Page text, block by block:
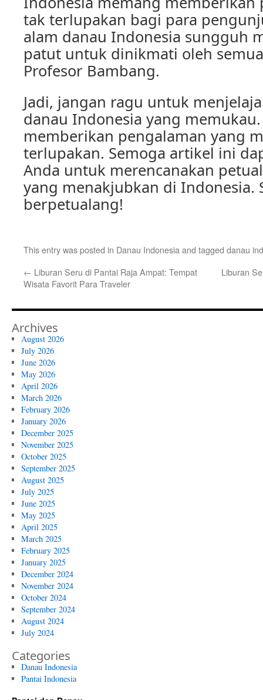
tak terlupakan bagi para
alam danau Indonesia sungguh
patut untuk dinikmati oleh
Profesor Bambang.
Jadi, jangan ragu untuk
danau Indonesia yang
memberikan pengalaman yang
terlupakan. Semoga artikel ini
Anda untuk merencanakan
yang menakjubkan di Indonesia.
berpetualang!
This entry was posted in Danau Indonesia and tagged danau
← Liburan Seru di Pantai Raja Ampat: Tempat
Wisata Favorit Para Traveler
Liburan
Archives
August 2026
July 2026
June 2026
May 2026
April 2026
March 2026
February 2026
January 2026
December 2025
November 2025
October 2025
September 2025
August 2025
July 2025
June 2025
May 2025
April 2025
March 2025
February 2025
January 2025
December 2024
November 2024
October 2024
September 2024
August 2024
July 2024
Categories
Danau Indonesia
Pantai Indonesia